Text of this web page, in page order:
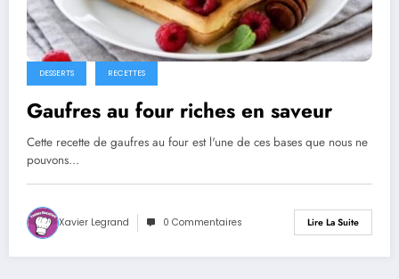
DESSERTS RECETTES
Gaufres au four riches en saveur
Cette recette de gaufres au four est l'une de ces bases que nous ne
pouvons…
Xavier Legrand 0 Commentaires Lire La Suite